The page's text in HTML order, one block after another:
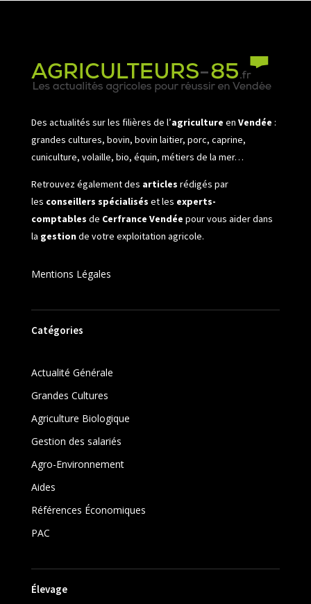
Des actualités sur les filières de l’agriculture en Vendée :
grandes cultures, bovin, bovin laitier, porc, caprine,
cuniculture, volaille, bio, équin, métiers de la mer…
Retrouvez également des articles rédigés par
les conseillers spécialisés et les experts-
comptables de Cerfrance Vendée pour vous aider dans
la gestionde votre exploitation agricole.
Mentions Légales
Catégories
Actualité Générale
Grandes Cultures
Agriculture Biologique
Gestion des salariés
Agro-Environnement
Aides
Références Économiques
PAC
Élevage